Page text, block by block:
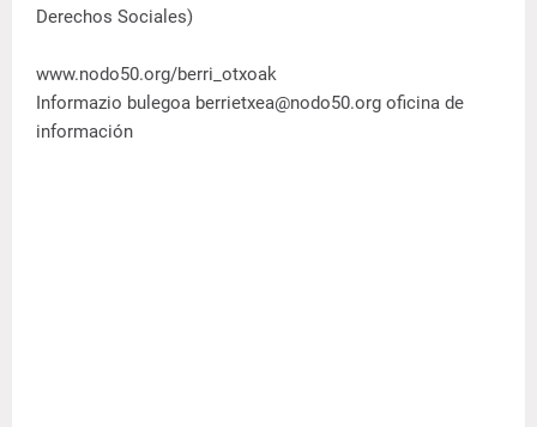
Derechos Sociales)
www.nodo50.org/berri_otxoak
Informazio bulegoa berrietxea@nodo50.org oficina de
información